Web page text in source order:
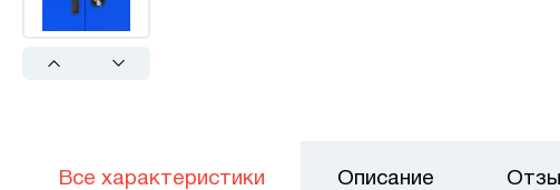
Previous Next
Все характеристики Описание